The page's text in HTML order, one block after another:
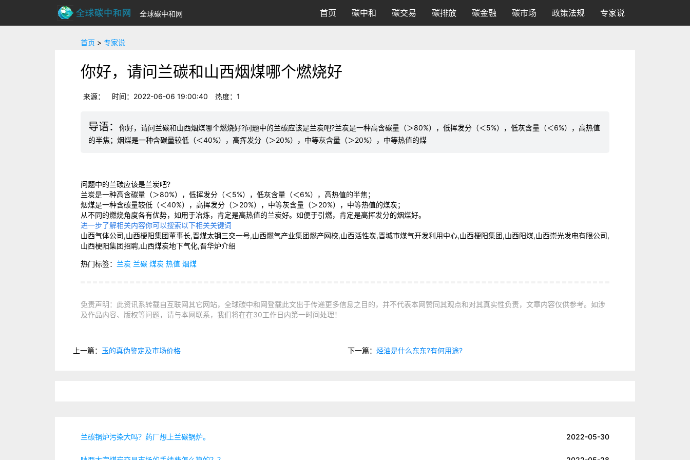
全球碳中和网 首页 碳中和 碳交易 碳排放 碳金融 碳市场 政策法规 专家说
首页 > 专家说
你好，请问兰碳和山西烟煤哪个燃烧好
来源： 时间：2022-06-06 19:00:40 热度：1
你好，请问兰碳和山西烟煤哪个燃烧好?问题中的兰碳应该是兰炭吧?兰炭是一种高含碳量（＞80%），低挥发分（＜5%），低灰含量（＜6%），高热值
的半焦；烟煤是一种含碳量较低（＜40%），高挥发分（＞20%），中等灰含量（＞20%），中等热值的煤
问题中的兰碳应该是兰炭吧?
兰炭是一种高含碳量（＞80%），低挥发分（＜5%），低灰含量（＜6%），高热值的半焦；
烟煤是一种含碳量较低（＜40%），高挥发分（＞20%），中等灰含量（＞20%），中等热值的煤炭；
从不同的燃烧角度各有优势，如用于冶炼，肯定是高热值的兰炭好。如便于引燃，肯定是高挥发分的烟煤好。
进一步了解相关内容你可以搜索以下相关关键词
山西气体公司,山西梗阳集团董事长,晋煤太钢三交一号,山西燃气产业集团燃产网校,山西活性炭,晋城市煤气开发利用中心,山西梗阳集团,山西阳煤,山西崇光发电有限公司,
山西梗阳集团招聘,山西煤炭地下气化,晋华炉介绍
热门标签： 兰炭 兰碳 煤炭 热值 烟煤
免责声明：此资讯系转载自互联网其它网站，全球碳中和网登载此文出于传递更多信息之目的，并不代表本网赞同其观点和对其真实性负责，文章内容仅供参考。如涉
及作品内容、版权等问题，请与本网联系，我们将在在30工作日内第一时间处理！
上一篇： 玉的真伪鉴定及市场价格 下一篇： 烃油是什么东东?有何用途?
兰碳锅炉污染大吗？药厂想上兰碳锅炉。 2022-05-30